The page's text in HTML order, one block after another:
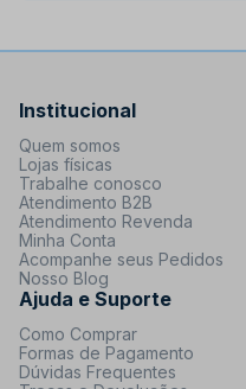
Institucional
Quem somos
Lojas físicas
Trabalhe conosco
Atendimento B2B
Atendimento Revenda
Minha Conta
Acompanhe seus Pedidos
Nosso Blog
Ajuda e Suporte
Como Comprar
Formas de Pagamento
Dúvidas Frequentes